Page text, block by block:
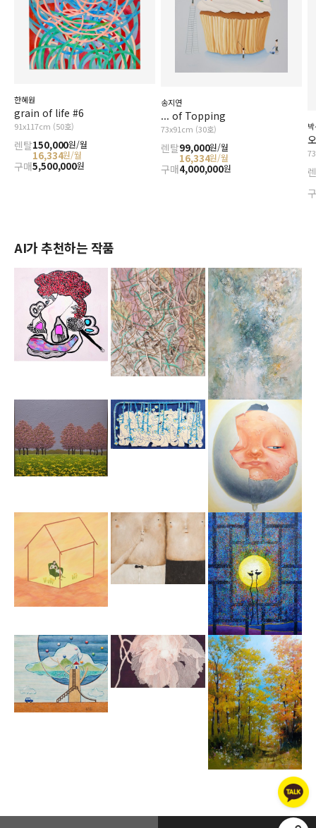
한혜원
grain of life #6
91x117cm (50호)
렌탈150,000원/월
16,334원/월
구매5,500,000원
송지연
... of Topping
73x91cm (30호)
렌탈99,000원/월
16,334원/월
구매4,000,000원
AI가 추천하는 작품